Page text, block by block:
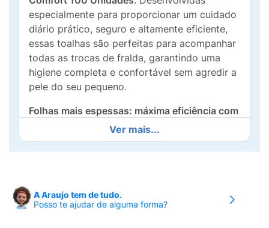
especialmente para proporcionar um cuidado
diário prático, seguro e altamente eficiente,
essas toalhas são perfeitas para acompanhar
todas as trocas de fralda, garantindo uma
higiene completa e confortável sem agredir a
pele do seu pequeno.
Folhas mais espessas: máxima eficiência com
muito mais economia!O grande diferencial da
linha QuickBaby Comfort está na sua textura
e gramatura aprimoradas. Por seremmais
retenção de impurezas, permitindo que você
limpe o bebê por completo utilizando
Ver mais...
A Araujo tem de tudo.
Posso te ajudar de alguma forma?